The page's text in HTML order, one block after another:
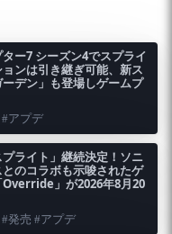
ー7 シーズン4でスプライ
ンは引き継ぎ可能、新ス
デン」も登場しゲームプ
#アプデ
プライト」継続決定！ソニ
のコラボも示唆されたゲ
」が2026年8月20
発売 #アプデ